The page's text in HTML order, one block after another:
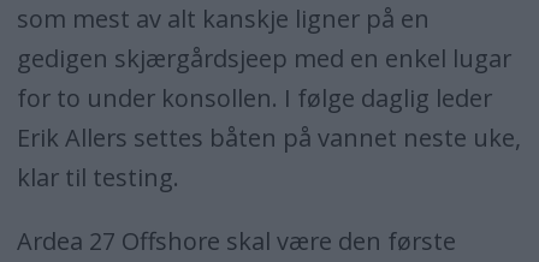
som mest av alt kanskje ligner på en
gedigen skjærgårdsjeep med en enkel lugar
for to under konsollen. I følge daglig leder
Erik Allers settes båten på vannet neste uke,
klar til testing.
Ardea 27 Offshore skal være den første